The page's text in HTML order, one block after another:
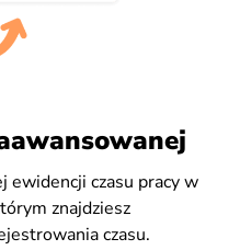
ewidencji czasu pracy w
znajdziesz
czasu.